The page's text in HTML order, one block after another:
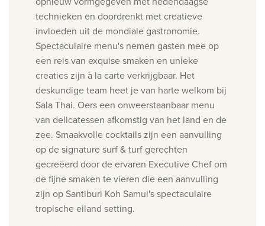
technieken en doordrenkt met creatieve
invloeden uit de mondiale gastronomie.
Spectaculaire menu's nemen gasten mee op
een reis van exquise smaken en unieke
creaties zijn à la carte verkrijgbaar. Het
deskundige team heet je van harte welkom bij
Sala Thai. Oers een onweerstaanbaar menu
van delicatessen afkomstig van het land en de
zee. Smaakvolle cocktails zijn een aanvulling
op de signature surf & turf gerechten
gecreëerd door de ervaren Executive Chef om
de fijne smaken te vieren die een aanvulling
zijn op Santiburi Koh Samui's spectaculaire
tropische eiland setting.